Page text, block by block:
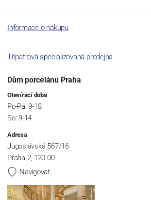
Informace o nákupu
Třípatrová specializovaná prodejna
Dům porcelánu Praha
Otevírací doba
Po-Pá: 9-18
So: 9-14
Adresa
Jugoslávská 567/16
Praha 2, 120 00
Navigovat